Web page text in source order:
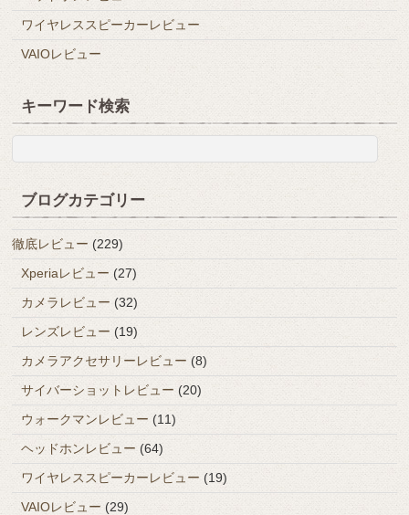
ワイヤレススピーカーレビュー
VAIOレビュー
キーワード検索
ブログカテゴリー
徹底レビュー (229)
Xperiaレビュー (27)
カメラレビュー (32)
レンズレビュー (19)
カメラアクセサリーレビュー (8)
サイバーショットレビュー (20)
ウォークマンレビュー (11)
ヘッドホンレビュー (64)
ワイヤレススピーカーレビュー (19)
VAIOレビュー (29)